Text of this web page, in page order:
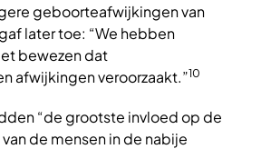
geboorteafwijkingen van
later toe: “We hebben
bewezen dat
afwijkingen veroorzaakt.”10
“de grootste invloed op de
de mensen in de nabije